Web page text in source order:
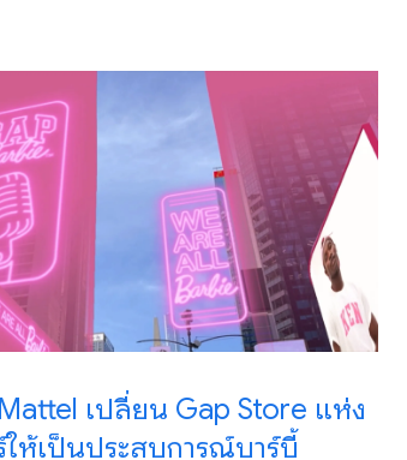
เปลี่ยน Gap Store แห่ง
ห้เป็นประสบการณ์บาร์บี้